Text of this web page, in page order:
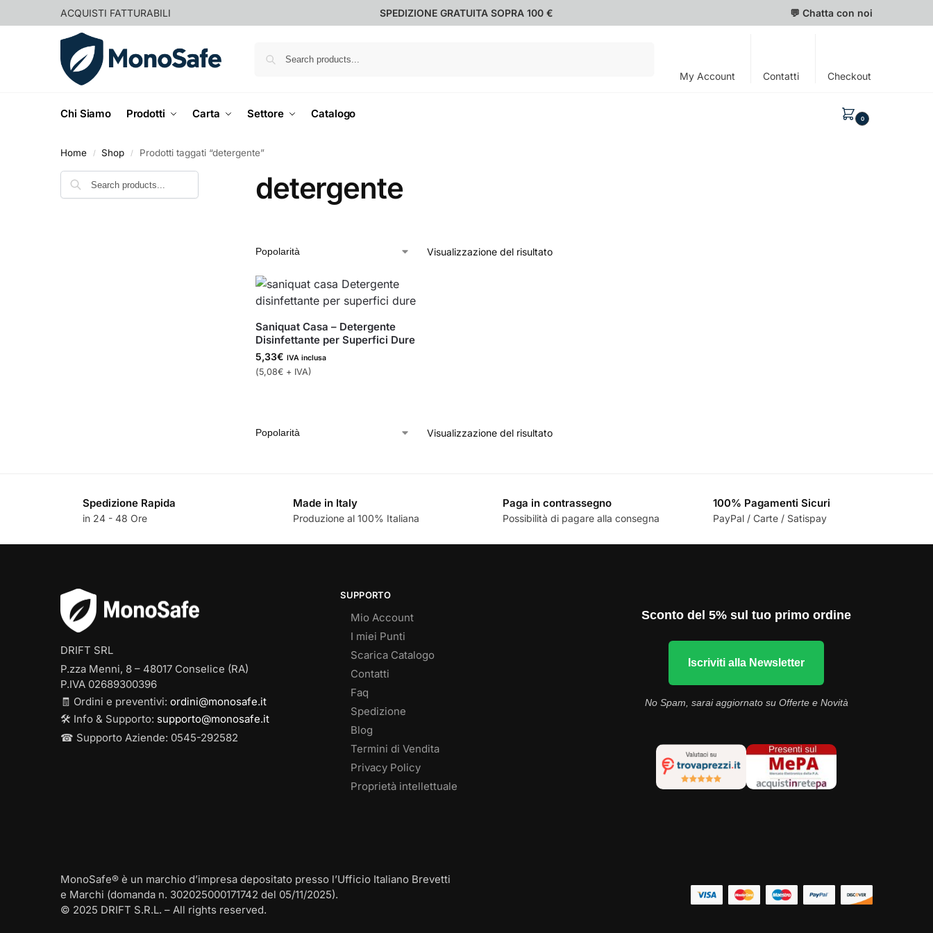
ACQUISTI FATTURABILI SPEDIZIONE GRATUITA SOPRA 100 € 💬 Chatta con noi
My Account Contatti Checkout
Chi Siamo Prodotti Carta Settore Catalogo 0
Home / Shop / Prodotti taggati “detergente”
detergente
Visualizzazione del risultato
Saniquat Casa – Detergente
Disinfettante per Superfici Dure
5,33€ IVA inclusa
(5,08€+ IVA)
Visualizzazione del risultato
Spedizione Rapida
in 24 - 48 Ore
Made in Italy
Produzione al 100% Italiana
Paga in contrassegno
Possibilità di pagare alla consegna
100% Pagamenti Sicuri
PayPal / Carte / Satispay
DRIFT SRL
P.zza Menni, 8 – 48017 Conselice (RA)
P.IVA 02689300396
🧾 Ordini e preventivi: ordini@monosafe.it
🛠️ Info & Supporto: supporto@monosafe.it
☎ Supporto Aziende: 0545-292582
SUPPORTO
Mio Account
I miei Punti
Scarica Catalogo
Contatti
Faq
Spedizione
Blog
Termini di Vendita
Privacy Policy
Proprietà intellettuale
Sconto del 5% sul tuo primo ordine
Iscriviti alla Newsletter
No Spam, sarai aggiornato su Offerte e Novità
MonoSafe® è un marchio d’impresa depositato presso l’Ufficio Italiano Brevetti
e Marchi (domanda n. 302025000171742 del 05/11/2025).
© 2025 DRIFT S.R.L. – All rights reserved.